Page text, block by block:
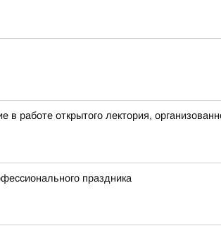
в работе открытого лектория,
праздника